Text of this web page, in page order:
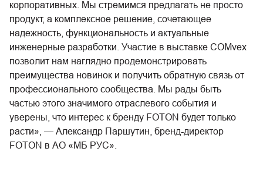
корпоративных. Мы стремимся предлагать не просто
продукт, а комплексное решение, сочетающее
надежность, функциональность и актуальные
инженерные разработки. Участие в выставке COMvex
позволит нам наглядно продемонстрировать
преимущества новинок и получить обратную связь от
профессионального сообщества. Мы рады быть
частью этого значимого отраслевого события и
уверены, что интерес к бренду FOTON будет только
расти», — Александр Паршутин, бренд-директор
FOTON в АО «МБ РУС».